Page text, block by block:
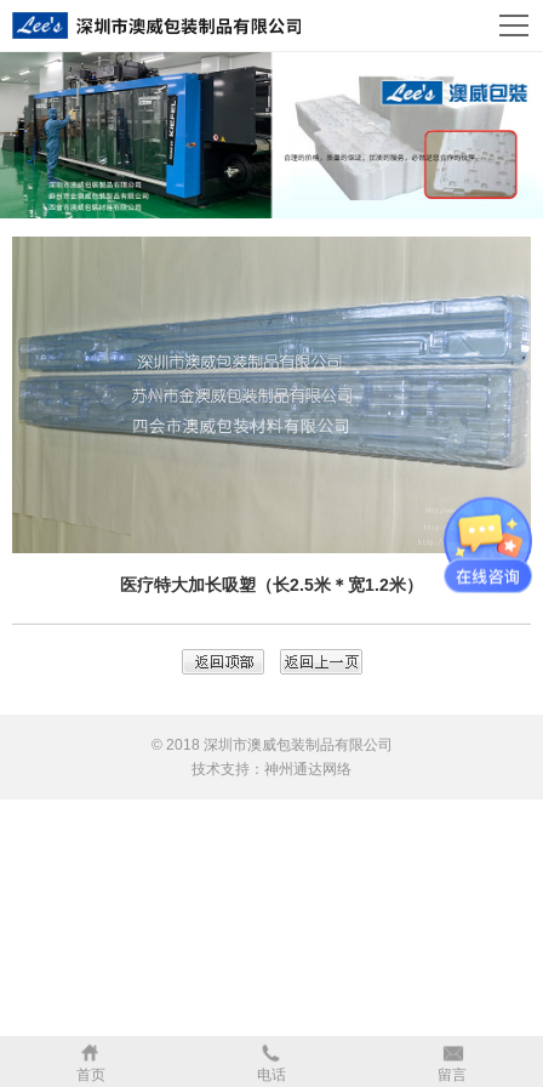
医疗特大加长吸塑（长2.5米＊宽1.2米）
© 2018 深圳市澳威包装制品有限公司
技术支持： 神州通达网络
首页 电话 留言